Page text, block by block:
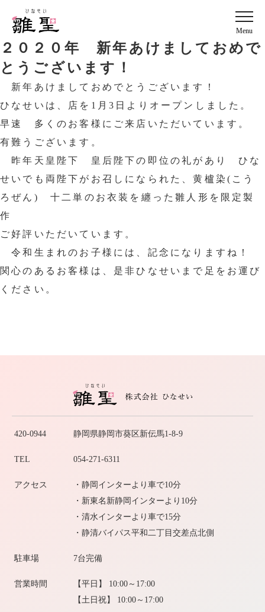
Menu
２０２０年 新年あけましておめで
とうございます！
新年あけましておめでとうございます！
ひなせいは、店を1月3日よりオープンしました。
早速 多くのお客様にご来店いただいています。
有難うございます。
昨年天皇陛下 皇后陛下の即位の礼があり ひな
せいでも両陛下がお召しになられた、黄櫨染(こう
ろぜん) 十二単のお衣装を纏った雛人形を限定製
作
ご好評いただいています。
令和生まれのお子様には、記念になりますね！
関心のあるお客様は、是非ひなせいまで足をお運び
ください。
420-0944 静岡県静岡市葵区新伝馬1-8-9
TEL 054-271-6311
アクセス
・静岡インターより車で10分
・新東名新静岡インターより10分
・清水インターより車で15分
・静清バイパス平和二丁目交差点北側
駐車場 7台完備
営業時間
【平日】 10:00～17:00
【土日祝】 10:00～17:00